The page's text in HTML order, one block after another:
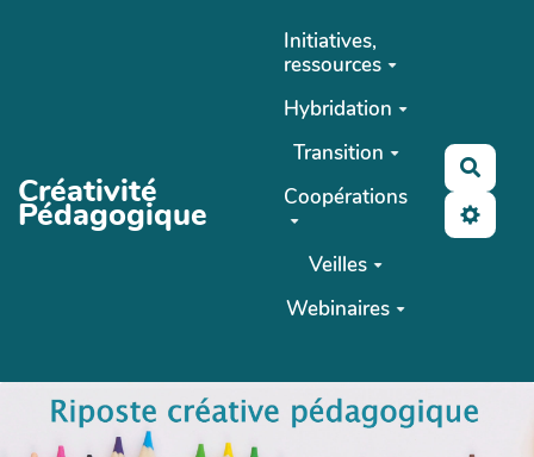
Créativité
Pédagogique
Initiatives,
ressources
Hybridation
Transition
Coopérations
Veilles
Webinaires